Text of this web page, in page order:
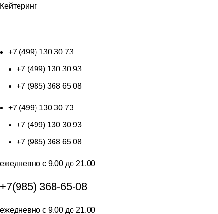
Кейтеринг
+7 (499) 130 30 73
+7 (499) 130 30 93
+7 (985) 368 65 08
+7 (499) 130 30 73
+7 (499) 130 30 93
+7 (985) 368 65 08
ежедневно с 9.00 до 21.00
+7(985) 368-65-08
ежедневно с 9.00 до 21.00